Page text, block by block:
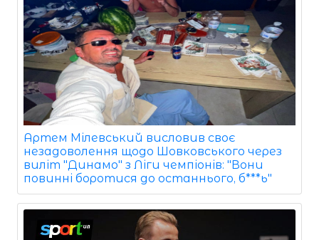
Артем Мілевський висловив своє
незадоволення щодо Шовковського через
виліт "Динамо" з Ліги чемпіонів: "Вони
повинні боротися до останнього, б***ь"